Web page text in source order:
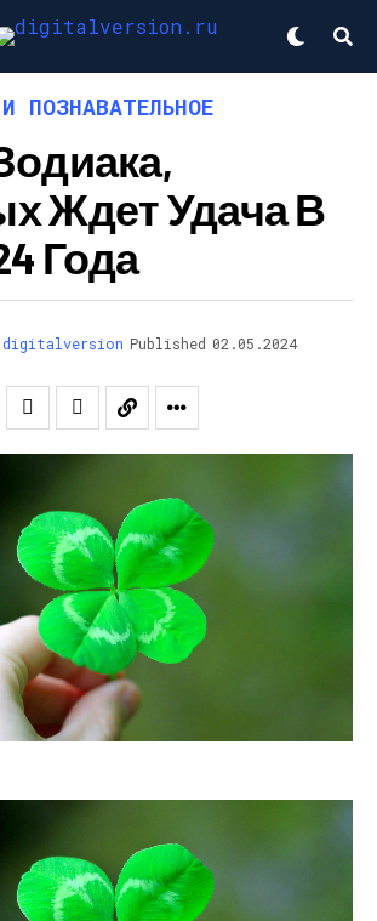
ПОЗНАВАТЕЛЬНОЕ
Ждет Удача В
Года
digitalversion Published 02.05.2024